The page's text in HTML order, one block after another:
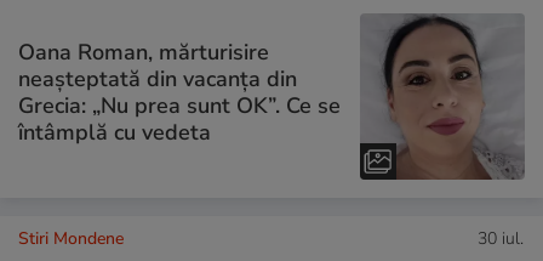
Oana Roman, mărturisire
neașteptată din vacanța din
Grecia: „Nu prea sunt OK”. Ce se
întâmplă cu vedeta
Stiri Mondene 30 iul.